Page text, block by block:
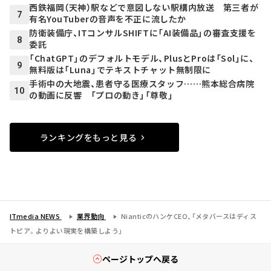
7
西鉄福岡（天神）駅などで意図しない駅構内放送 第三者が
有名YouTuberの音声を不正に流したか
8
防衛装備庁、ITコンサルSHIFTに「AI装備品」の審査支援を
委託
9
「ChatGPT」のデフォルトモデル、PlusとProは「Sol」に、
無料版は「Luna」でテキストチャット無制限に
10
手術中の大地震、患者守る医療スタッフ……熊本総合病院
の動画に反響 「プロの動き」「尊敬」
ランキングをもっと見る
ITmedia NEWS 業界動向
NianticのハンケCEO、「メタバースはディス
トピア。よりよい現実を構築しよう」
ページトップへ戻る